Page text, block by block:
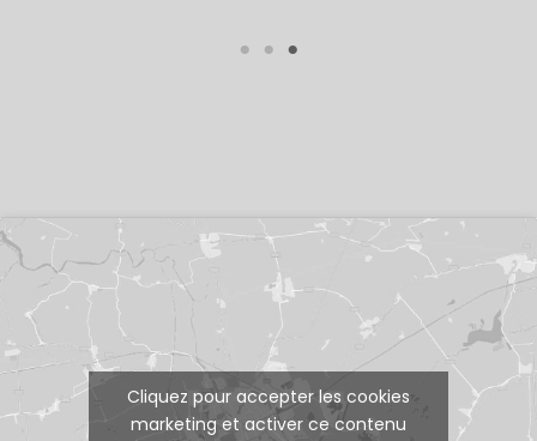
Cliquez pour accepter les cookies
marketing et activer ce contenu